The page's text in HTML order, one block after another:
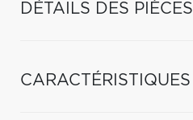
DÉTAILS DES PIÈCES
CARACTÉRISTIQUES